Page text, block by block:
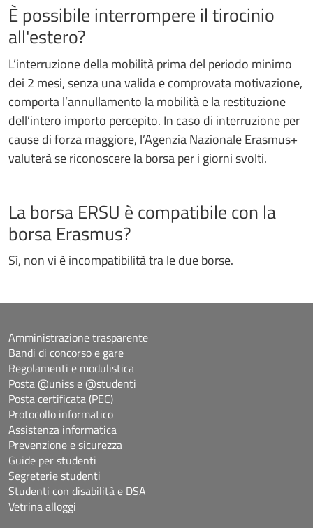
È possibile interrompere il tirocinio
all'estero?
L’interruzione della mobilità prima del periodo minimo
dei 2 mesi, senza una valida e comprovata motivazione,
comporta l’annullamento la mobilità e la restituzione
dell’intero importo percepito. In caso di interruzione per
cause di forza maggiore, l’Agenzia Nazionale Erasmus+
valuterà se riconoscere la borsa per i giorni svolti.
La borsa ERSU è compatibile con la
borsa Erasmus?
Sì, non vi è incompatibilità tra le due borse.
Amministrazione trasparente
Bandi di concorso e gare
Regolamenti e modulistica
Posta @uniss e @studenti
Posta certificata (PEC)
Protocollo informatico
Assistenza informatica
Prevenzione e sicurezza
Guide per studenti
Segreterie studenti
Studenti con disabilità e DSA
Vetrina alloggi